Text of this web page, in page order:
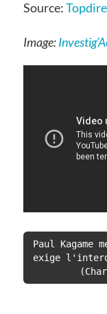
Source:
Image:
Paul Kagame
exige